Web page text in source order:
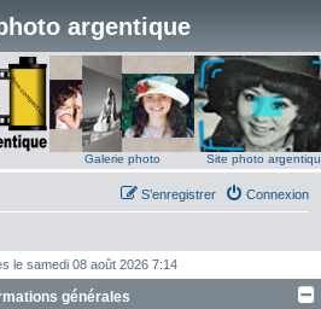
argentique
Galerie photo Site photo
Connexion
S’enregistrer
le samedi 08 août 2026 7:14
générales